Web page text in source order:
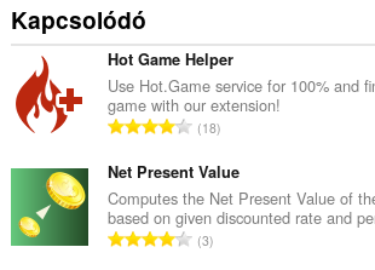
Kapcsolódó
Hot Game Helper
Use Hot.Game service for 100% and
game with our extension!
Ö
s
z
e
s
18
Net Present Value
Computes the Net Present Value of
based on given discounted rate and
Ö3